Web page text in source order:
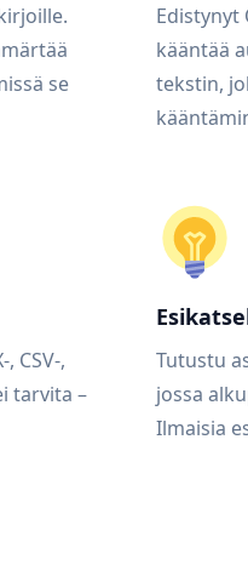
se
Edistynyt
kääntää
tekstin,
CSV-,
tarvita –
Tutustu
jossa
Ilmaisia